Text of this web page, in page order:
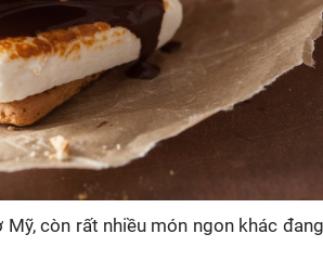
còn rất nhiều món ngon khác